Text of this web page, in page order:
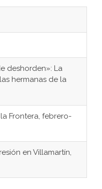
deshorden»: La
hermanas de la
Frontera, febrero-
en Villamartín,